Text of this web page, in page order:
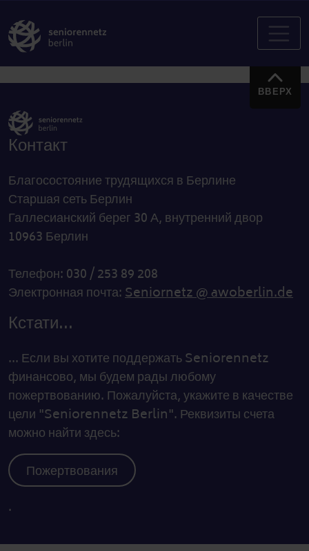
ВВЕРХ
Контакт
Благосостояние трудящихся в Берлине
Старшая сеть Берлин
Галлесианский берег 30 А, внутренний двор
10963 Берлин
Телефон: 030 / 253 89 208
Электронная почта:Seniornetz @ awoberlin.de
Кстати...
... Если вы хотите поддержать Seniorennetz
финансово, мы будем рады любому
пожертвованию. Пожалуйста, укажите в качестве
цели "Seniorennetz Berlin". Реквизиты счета
можно найти здесь:
Пожертвования
.